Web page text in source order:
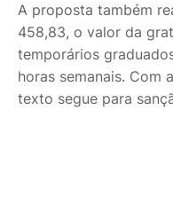
A proposta também
458,83, o valor da
temporários
horas semanais. Com
texto segue para